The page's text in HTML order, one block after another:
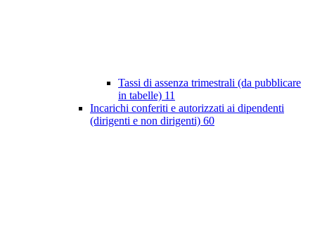
Tassi di assenza trimestrali (da pubblicare
in tabelle) 11
Incarichi conferiti e autorizzati ai dipendenti
(dirigenti e non dirigenti) 60